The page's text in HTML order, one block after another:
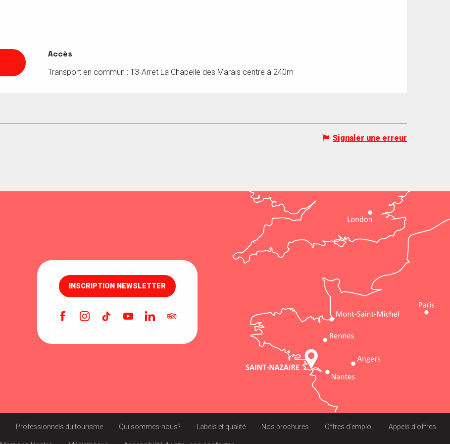
Accès
Accès
Transport en commun : T3-Arret La Chapelle des Marais centre à 240m
Signaler une erreur
INSCRIPTION NEWSLETTER
Professionnels du tourisme Qui sommes-nous? Labels et qualité Nos brochures Offres d'emploi Appels d'offres